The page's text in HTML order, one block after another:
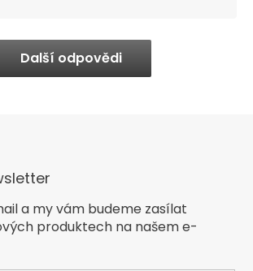
Další odpovědi
a my vám budeme zasílat
produktech na našem e-